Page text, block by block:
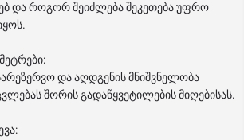
და როგორ შეიძლება შეკეთება უფრო
და აღდგენის მნიშვნელობა
შორის გადაწყვეტილების მიღებისას.